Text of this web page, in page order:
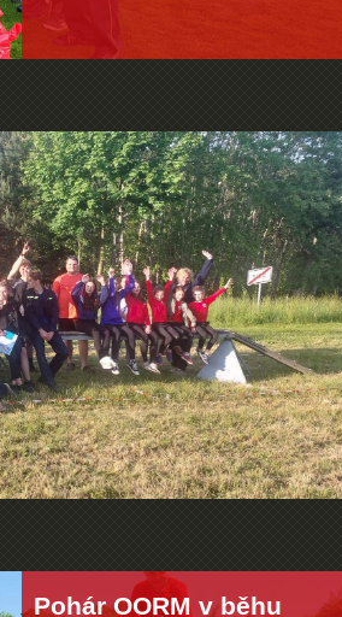
Pohár OORM v běhu